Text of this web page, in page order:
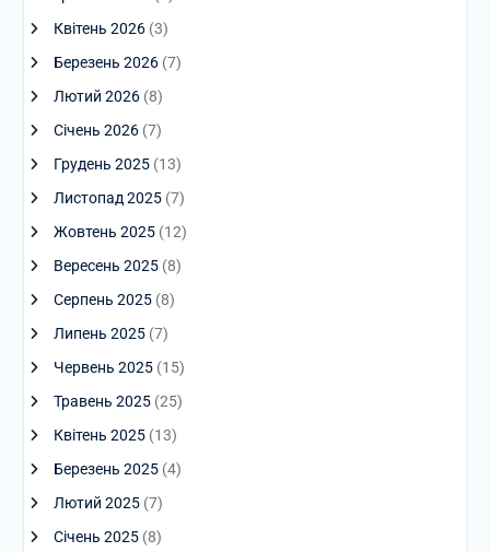
Квітень 2026(3)
Березень 2026(7)
Лютий 2026(8)
Січень 2026(7)
Грудень 2025(13)
Листопад 2025(7)
Жовтень 2025(12)
Вересень 2025(8)
Серпень 2025(8)
Липень 2025(7)
Червень 2025(15)
Травень 2025(25)
Квітень 2025(13)
Березень 2025(4)
Лютий 2025(7)
Січень 2025(8)